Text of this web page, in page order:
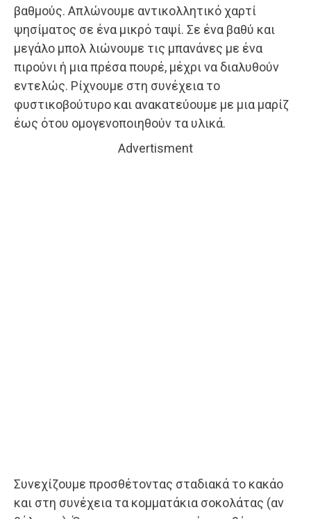
βαθμούς. Απλώνουμε αντικολλητικό χαρτί
ψησίματος σε ένα μικρό ταψί. Σε ένα βαθύ και
μεγάλο μπολ λιώνουμε τις μπανάνες με ένα
πιρούνι ή μια πρέσα πουρέ, μέχρι να διαλυθούν
εντελώς. Ρίχνουμε στη συνέχεια το
φυστικοβούτυρο και ανακατεύουμε με μια μαρίζ
έως ότου ομογενοποιηθούν τα υλικά.
Advertisment
Συνεχίζουμε προσθέτοντας σταδιακά το κακάο
και στη συνέχεια τα κομματάκια σοκολάτας (αν